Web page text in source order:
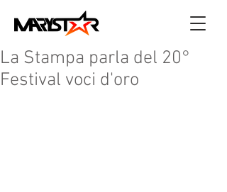
La Stampa parla del 20°
Festival voci d'oro